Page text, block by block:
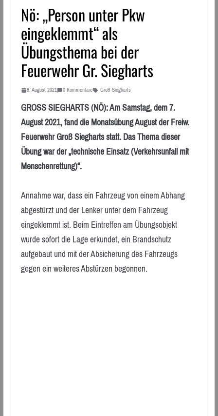
Nö: „Person unter Pkw
eingeklemmt“ als
Übungsthema bei der
Feuerwehr Gr. Siegharts
8. August 2021 0 Kommentare Groß Siegharts
GROSS SIEGHARTS (NÖ): Am Samstag, dem 7.
August 2021, fand die Monatsübung August der Freiw.
Feuerwehr Groß Siegharts statt. Das Thema dieser
Übung war der „technische Einsatz (Verkehrsunfall mit
Menschenrettung)“.
Annahme war, dass ein Fahrzeug von einem Abhang
abgestürzt und der Lenker unter dem Fahrzeug
eingeklemmt ist. Beim Eintreffen am Übungsobjekt
wurde sofort die Lage erkundet, ein Brandschutz
aufgebaut und mit der Absicherung des Fahrzeugs
gegen ein weiteres Abstürzen begonnen.